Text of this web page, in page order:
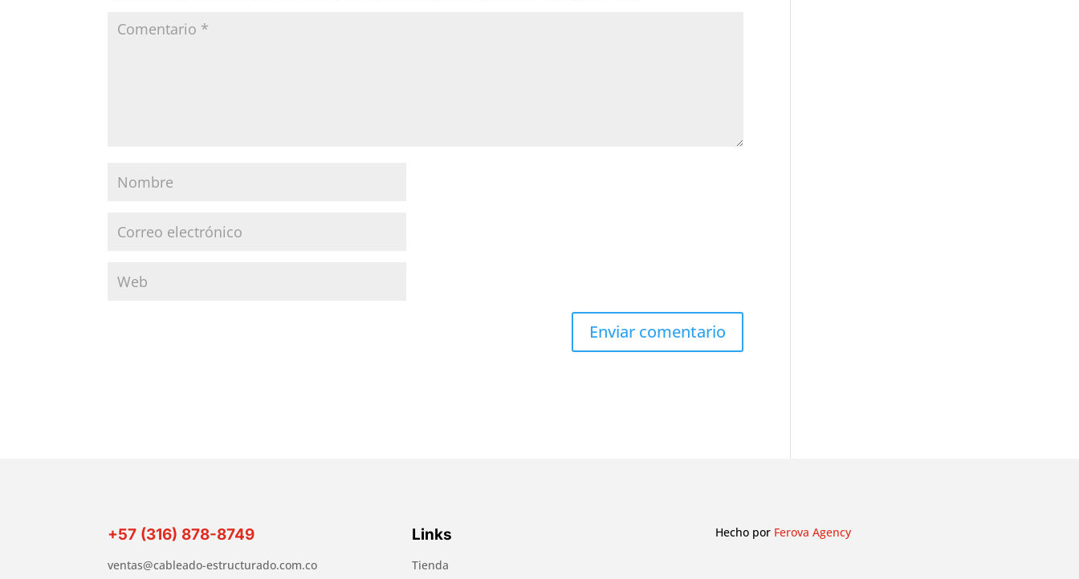
+57 (316) 878-8749
ventas@cableado-estructurado.com.co
Links
Tienda
Hecho por Ferova Agency